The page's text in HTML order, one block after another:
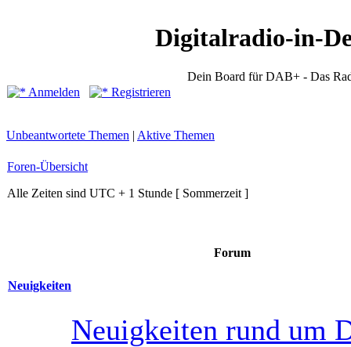
Digitalradio-in-
Dein Board für DAB+ - Das
Anmelden
Registrieren
Unbeantwortete Themen | Aktive Themen
Foren-Übersicht
Alle Zeiten sind UTC + 1 Stunde [ Sommerzeit ]
Forum
Neuigkeiten
Neuigkeiten rund um